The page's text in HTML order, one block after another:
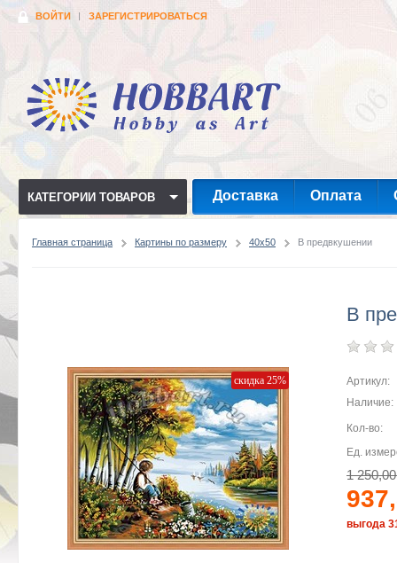
ВОЙТИ ЗАРЕГИСТРИРОВАТЬСЯ
КАТЕГОРИИ ТОВАРОВ Доставка Оплата
Главная страница Картины по размеру 40x50 В предвкушении
скидка 25%
В
Артикул:
Наличие:
Кол-во:
Ед.
1
выгода